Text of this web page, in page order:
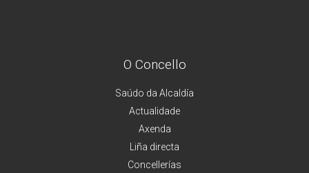
O Concello
Saúdo da Alcaldía
Actualidade
Axenda
Liña directa
Concellerías